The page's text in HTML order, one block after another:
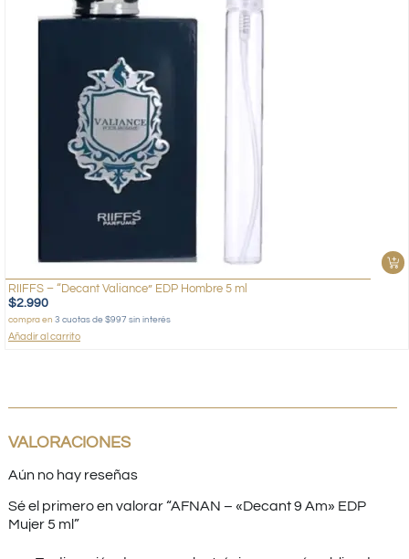
RIIFFS – “Decant Valiance” EDP Hombre 5 ml
$2.990
compra en 3 cuotas de $997 sin interés
Añadir al carrito
VALORACIONES
Aún no hay reseñas
Sé el primero en valorar “AFNAN – «Decant 9 Am» EDP
Mujer 5 ml”